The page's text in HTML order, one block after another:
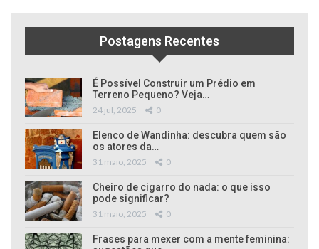
Postagens Recentes
É Possível Construir um Prédio em
Terreno Pequeno? Veja…
24 jul, 2025 0
Elenco de Wandinha: descubra quem são
os atores da…
31 maio, 2025 0
Cheiro de cigarro do nada: o que isso
pode significar?
31 maio, 2025 0
Frases para mexer com a mente feminina: